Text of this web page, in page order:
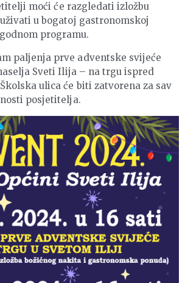
moći će razgledati izložbu
u bogatoj gastronomskoj
programu.
paljenja prve adventske svijeće
Sveti Ilija – na trgu ispred
ulica će biti zatvorena za sav
posjetitelja.